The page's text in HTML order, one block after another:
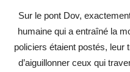
Sur le pont Dov,
humaine qui a entraîné la
policiers étaient postés, leur
d’aiguillonner ceux qui